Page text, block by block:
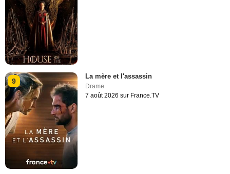
9
La mère et l'assassin
Drame
7 août 2026 sur France.TV